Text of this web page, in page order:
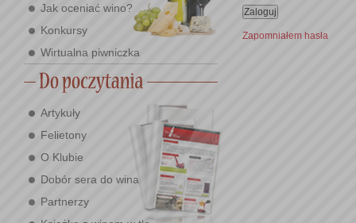
Jak oceniać wino?
Konkursy
Wirtualna piwniczka
Artykuły
Felietony
O Klubie
Dobór sera do wina
Partnerzy
Zapomniałem hasła